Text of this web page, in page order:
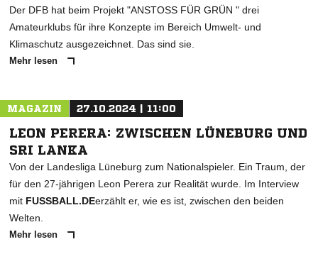
Der DFB hat beim Projekt "ANSTOSS FÜR GRÜN " drei
Amateurklubs für ihre Konzepte im Bereich Umwelt- und
Klimaschutz ausgezeichnet. Das sind sie.
Mehr lesen
MAGAZIN 27.10.2024 | 11:00
LEON PERERA: ZWISCHEN LÜNEBURG UND
SRI LANKA
Von der Landesliga Lüneburg zum Nationalspieler. Ein Traum, der
für den 27-jährigen Leon Perera zur Realität wurde. Im Interview
mit FUSSBALL.DEerzählt er, wie es ist, zwischen den beiden
Welten.
Mehr lesen